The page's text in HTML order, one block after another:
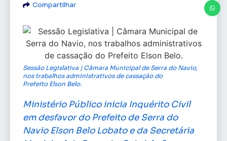
Compartilhar
Sessão Legislativa | Câmara Municipal de Serra do Navio,
nos trabalhos administrativos de cassação do
Prefeito Elson Belo.
Ministério Público inicia Inquérito Civil
em desfavor do Prefeito de Serra do
Navio Elson Belo Lobato e da Secretária